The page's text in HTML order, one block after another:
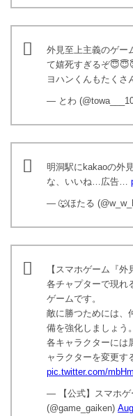
外見至上主義のゲー
て嬉死すぎるぞ
ヨハンくんもたくさ
— とわ
明洞駅にkakaoの外
な、いいね…広告…
— 🐺ほたる
【スマホゲーム『外
各チャプターで現れ
ゲームです。
敵に勝つためには、
備を強化しましょう。
各キャラクターには
ャラクターを変更す
pic.twitter.com/
— 【公式】スマホゲ
(@game_gaiken)